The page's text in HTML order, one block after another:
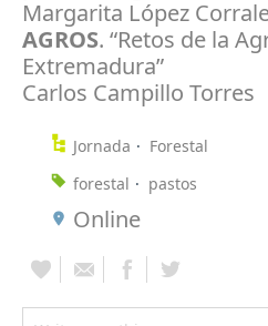
Margarita López
AGROS. “Retos de la
Extremadura”
Carlos Campillo Torres
Jornada
Forestal
forestal
pastos
Online